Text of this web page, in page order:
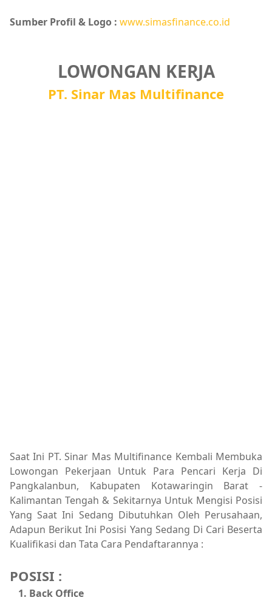
Sumber Profil & Logo : www.simasfinance.co.id
LOWONGAN KERJA
PT. Sinar Mas Multifinance
Saat Ini PT. Sinar Mas Multifinance Kembali Membuka
Lowongan Pekerjaan Untuk Para Pencari Kerja Di
Pangkalanbun, Kabupaten Kotawaringin Barat -
Kalimantan Tengah & Sekitarnya Untuk Mengisi Posisi
Yang Saat Ini Sedang Dibutuhkan Oleh Perusahaan,
Adapun Berikut Ini Posisi Yang Sedang Di Cari Beserta
Kualifikasi dan Tata Cara Pendaftarannya :
POSISI :
Back Office